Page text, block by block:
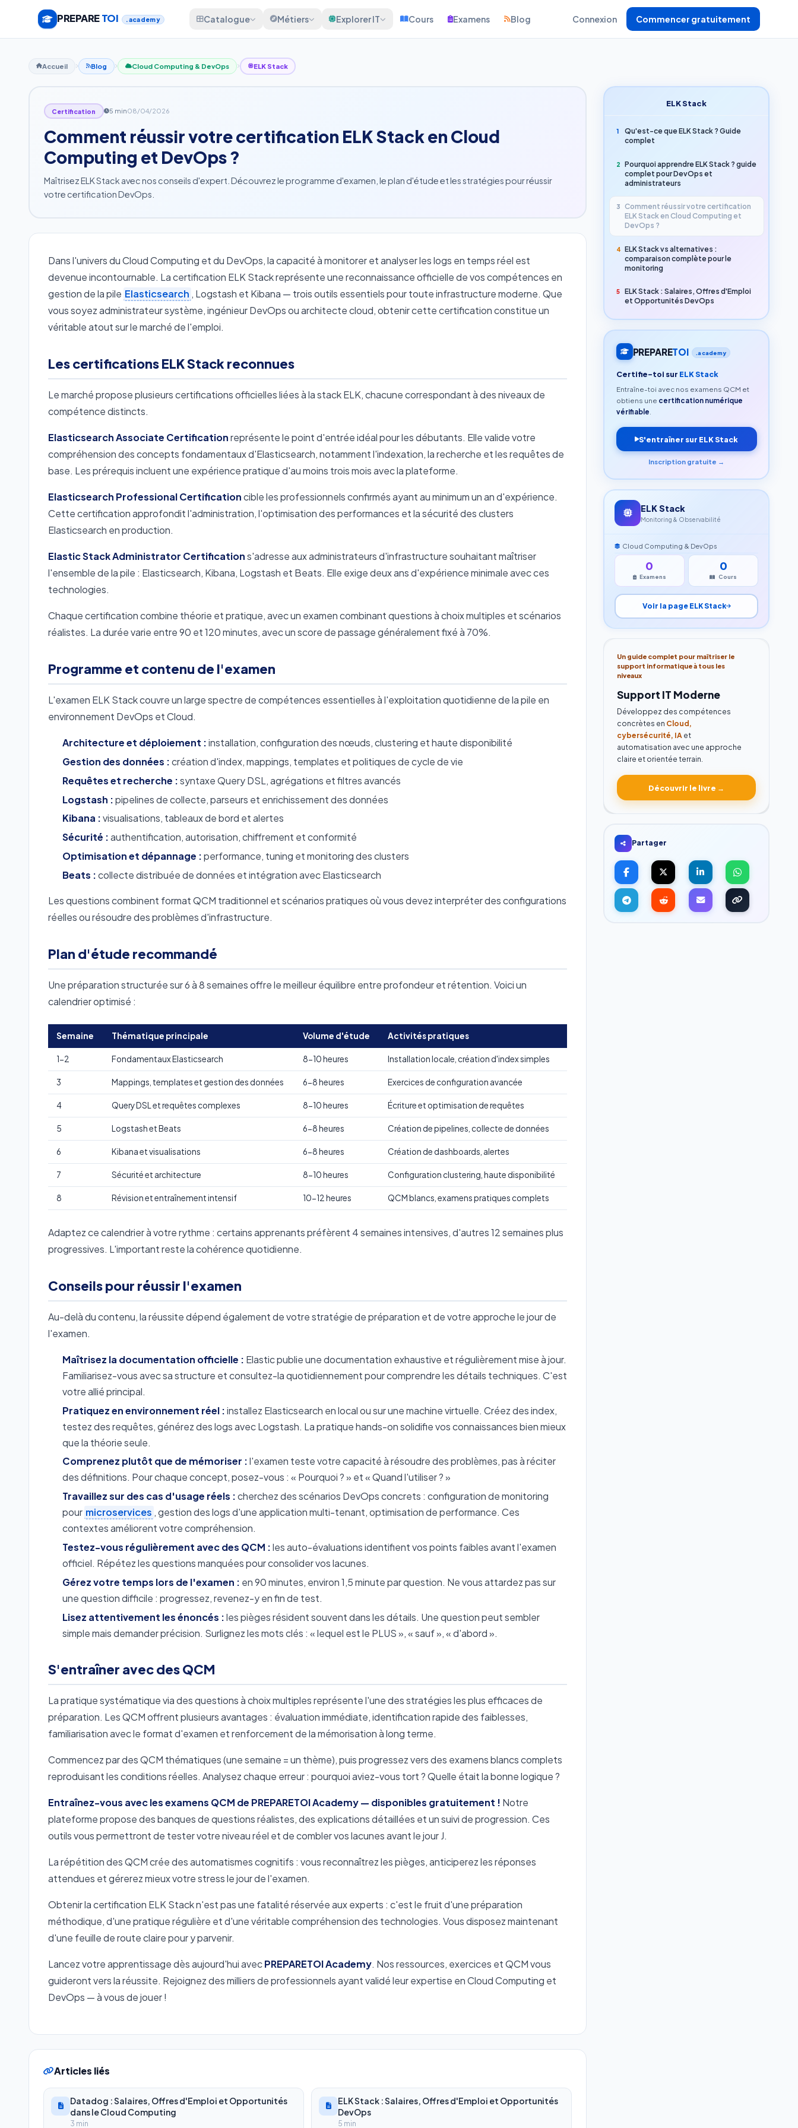
PREPARETOI .academy Catalogue Métiers Explorer IT Cours Examens Blog Connexion Commencer gratuitement
Accueil Blog Cloud Computing & DevOps ELK Stack
Certification 5 min08/04/2026
Comment réussir votre certification ELK Stack en Cloud
Computing et DevOps ?
Maîtrisez ELK Stack avec nos conseils d'expert. Découvrez le programme d'examen, le plan d'étude et les stratégies pour réussir
votre certification DevOps.
Dans l'univers du Cloud Computing et du DevOps, la capacité à monitorer et analyser les logs en temps réel est
devenue incontournable. La certification ELK Stack représente une reconnaissance officielle de vos compétences en
gestion de la pile Elasticsearch , Logstash et Kibana — trois outils essentiels pour toute infrastructure moderne. Que
vous soyez administrateur système, ingénieur DevOps ou architecte cloud, obtenir cette certification constitue un
véritable atout sur le marché de l'emploi.
Les certifications ELK Stack reconnues
Le marché propose plusieurs certifications officielles liées à la stack ELK, chacune correspondant à des niveaux de
compétence distincts.
Elasticsearch Associate Certificationreprésente le point d'entrée idéal pour les débutants. Elle valide votre
compréhension des concepts fondamentaux d'Elasticsearch, notamment l'indexation, la recherche et les requêtes de
base. Les prérequis incluent une expérience pratique d'au moins trois mois avec la plateforme.
Elasticsearch Professional Certificationcible les professionnels confirmés ayant au minimum un an d'expérience.
Cette certification approfondit l'administration, l'optimisation des performances et la sécurité des clusters
Elasticsearch en production.
Elastic Stack Administrator Certifications'adresse aux administrateurs d'infrastructure souhaitant maîtriser
l'ensemble de la pile : Elasticsearch, Kibana, Logstash et Beats. Elle exige deux ans d'expérience minimale avec ces
technologies.
Chaque certification combine théorie et pratique, avec un examen combinant questions à choix multiples et scénarios
réalistes. La durée varie entre 90 et 120 minutes, avec un score de passage généralement fixé à 70%.
Programme et contenu de l'examen
L'examen ELK Stack couvre un large spectre de compétences essentielles à l'exploitation quotidienne de la pile en
environnement DevOps et Cloud.
Architecture et déploiement :installation, configuration des nœuds, clustering et haute disponibilité
Gestion des données :création d'index, mappings, templates et politiques de cycle de vie
Requêtes et recherche :syntaxe Query DSL, agrégations et filtres avancés
Logstash :pipelines de collecte, parseurs et enrichissement des données
Kibana :visualisations, tableaux de bord et alertes
Sécurité :authentification, autorisation, chiffrement et conformité
Optimisation et dépannage :performance, tuning et monitoring des clusters
Beats :collecte distribuée de données et intégration avec Elasticsearch
Les questions combinent format QCM traditionnel et scénarios pratiques où vous devez interpréter des configurations
réelles ou résoudre des problèmes d'infrastructure.
Plan d'étude recommandé
Une préparation structurée sur 6 à 8 semaines offre le meilleur équilibre entre profondeur et rétention. Voici un
calendrier optimisé :
Semaine Thématique principale Volume d'étude Activités pratiques
1-2 Fondamentaux Elasticsearch 8-10 heures Installation locale, création d'index simples
3 Mappings, templates et gestion des données 6-8 heures Exercices de configuration avancée
4 Query DSL et requêtes complexes 8-10 heures Écriture et optimisation de requêtes
5 Logstash et Beats 6-8 heures Création de pipelines, collecte de données
6 Kibana et visualisations 6-8 heures Création de dashboards, alertes
7 Sécurité et architecture 8-10 heures Configuration clustering, haute disponibilité
8 Révision et entraînement intensif 10-12 heures QCM blancs, examens pratiques complets
Adaptez ce calendrier à votre rythme : certains apprenants préfèrent 4 semaines intensives, d'autres 12 semaines plus
progressives. L'important reste la cohérence quotidienne.
Conseils pour réussir l'examen
Au-delà du contenu, la réussite dépend également de votre stratégie de préparation et de votre approche le jour de
l'examen.
Maîtrisez la documentation officielle : Elastic publie une documentation exhaustive et régulièrement mise à jour.
Familiarisez-vous avec sa structure et consultez-la quotidiennement pour comprendre les détails techniques. C'est
votre allié principal.
Pratiquez en environnement réel :installez Elasticsearch en local ou sur une machine virtuelle. Créez des index,
testez des requêtes, générez des logs avec Logstash. La pratique hands-on solidifie vos connaissances bien mieux
que la théorie seule.
Comprenez plutôt que de mémoriser :l'examen teste votre capacité à résoudre des problèmes, pas à réciter
des définitions. Pour chaque concept, posez-vous : « Pourquoi ? » et « Quand l'utiliser ? »
Travaillez sur des cas d'usage réels :cherchez des scénarios DevOps concrets : configuration de monitoring
pour microservices , gestion des logs d'une application multi-tenant, optimisation de performance. Ces
contextes améliorent votre compréhension.
Testez-vous régulièrement avec des QCM :les auto-évaluations identifient vos points faibles avant l'examen
officiel. Répétez les questions manquées pour consolider vos lacunes.
Gérez votre temps lors de l'examen : en 90 minutes, environ 1,5 minute par question. Ne vous attardez pas sur
une question difficile : progressez, revenez-y en fin de test.
Lisez attentivement les énoncés :les pièges résident souvent dans les détails. Une question peut sembler
simple mais demander précision. Surlignez les mots clés : « lequel est le PLUS », « sauf », « d'abord ».
S'entraîner avec des QCM
La pratique systématique via des questions à choix multiples représente l'une des stratégies les plus efficaces de
préparation. Les QCM offrent plusieurs avantages : évaluation immédiate, identification rapide des faiblesses,
familiarisation avec le format d'examen et renforcement de la mémorisation à long terme.
Commencez par des QCM thématiques (une semaine = un thème), puis progressez vers des examens blancs complets
reproduisant les conditions réelles. Analysez chaque erreur : pourquoi aviez-vous tort ? Quelle était la bonne logique ?
Entraînez-vous avec les examens QCM de PREPARETOI Academy — disponibles gratuitement ! Notre
plateforme propose des banques de questions réalistes, des explications détaillées et un suivi de progression. Ces
outils vous permettront de tester votre niveau réel et de combler vos lacunes avant le jour J.
La répétition des QCM crée des automatismes cognitifs : vous reconnaîtrez les pièges, anticiperez les réponses
attendues et gérerez mieux votre stress le jour de l'examen.
Obtenir la certification ELK Stack n'est pas une fatalité réservée aux experts : c'est le fruit d'une préparation
méthodique, d'une pratique régulière et d'une véritable compréhension des technologies. Vous disposez maintenant
d'une feuille de route claire pour y parvenir.
Lancez votre apprentissage dès aujourd'hui avecPREPARETOI Academy. Nos ressources, exercices et QCM vous
guideront vers la réussite. Rejoignez des milliers de professionnels ayant validé leur expertise en Cloud Computing et
DevOps — à vous de jouer !
Articles liés
Datadog : Salaires, Offres d'Emploi et Opportunités
dans le Cloud Computing
3 min
ELK Stack : Salaires, Offres d'Emploi et Opportunités
DevOps
5 min
ELK Stack
1
Qu'est-ce que ELK Stack ? Guide
complet
2
Pourquoi apprendre ELK Stack ? guide
complet pour DevOps et
administrateurs
3
Comment réussir votre certification
ELK Stack en Cloud Computing et
DevOps ?
4 ELK Stack vs alternatives :
comparaison complète pour le
monitoring
5
ELK Stack : Salaires, Offres d'Emploi
et Opportunités DevOps
PREPARETOI .academy
Certifie-toi sur ELK Stack
Entraîne-toi avec nos examens QCM et
obtiens une certification numérique
vérifiable.
S'entraîner sur ELK Stack
Inscription gratuite →
ELK Stack
Monitoring & Observabilité
Cloud Computing & DevOps
0
Examens
0
Cours
Voir la page ELK Stack
Un guide complet pour maîtriser le
support informatique à tous les
niveaux
Support IT Moderne
Développez des compétences
concrètes en Cloud,
cybersécurité, IAet
automatisation avec une approche
claire et orientée terrain.
Découvrir le livre →
Partager